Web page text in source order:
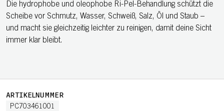
Die hydrophobe und oleophobe Ri-Pel-Behandlung schützt die
Scheibe vor Schmutz, Wasser, Schweiß, Salz, Öl und Staub –
und macht sie gleichzeitig leichter zu reinigen, damit deine Sicht
immer klar bleibt.
ARTIKELNUMMER
PC703461001